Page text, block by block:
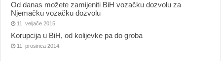
Od danas možete zamijeniti BiH vozačku dozvolu za
Njemačku vozačku dozvolu
11. veljače 2015.
Korupcija u BiH, od kolijevke pa do groba
11. prosinca 2014.